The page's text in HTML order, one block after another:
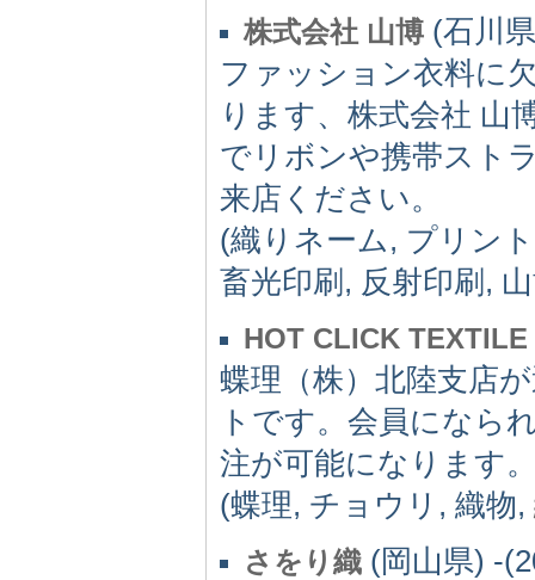
株式会社 山博 (石川
ファッション衣料に
ります、株式会社 山
でリボンや携帯スト
来店ください。
(織りネーム, プリン
畜光印刷, 反射印刷,
HOT CLICK TEXTILE
蝶理（株）北陸支店
トです。会員になら
注が可能になります
(蝶理, チョウリ, 織物,
さをり織 (岡山県) -